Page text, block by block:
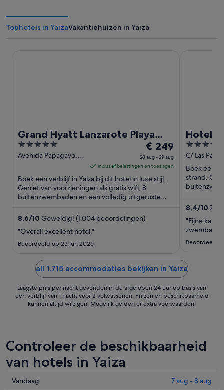
Tophotels in YaizaVakantiehuizen in Yaiza
Grand Hyatt Lanzarote Playa
Dorada Resort
5
out
5
Avenida Papagayo,
De
prijs
is
€ 249
per
nacht
aug
€ 249
28 aug - 29 aug
inclusief belastingen en toeslagen
Boek een verblijf in Yaiza bij dit hotel in luxe stijl.
Geniet van voorzieningen als gratis wifi, 8
buitenzwembaden en een volledig uitgeruste
8,6/10 Geweldig! (1.004 beoordelingen)
"Overall excellent hotel."
Beoordeeld op 23 jun 2026
Hotel
LIVVO
4
out
of
5
C/ Las
Boek een
strand.
8,4/10
"Fijne
zwembad"
Beoordeeld
all 1.715 accommodaties bekijken in Yaiza
Laagste prijs per nacht gevonden in de afgelopen 24 uur op basis van
een verblijf van 1 nacht voor 2 volwassenen. Prijzen en beschikbaarheid
kunnen altijd wijzigen. Mogelijk gelden er extra voorwaarden.
Controleer de beschikbaarheid
van hotels in Yaiza
Prijzen
Vandaag 7 aug - 8 aug